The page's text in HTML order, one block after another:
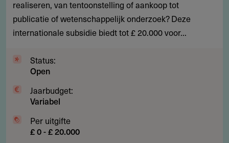
voor
sculptuurprojecten
non-
realiseren, van tentoonstelling of aankoop tot
publicatie of wetenschappelijk onderzoek? Deze
internationale subsidie biedt tot £ 20.000 voor...
Status:
Open
Jaarbudget:
Variabel
Per uitgifte
£ 0 - £ 20.000